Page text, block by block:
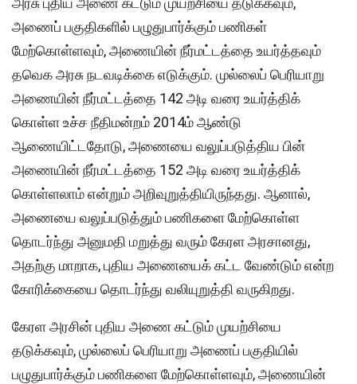
அணைப் பகுதிகளில் பழுதுபார்க்கும் பணிகள்
மேற்கொள்ளவும், அணையின் நீர்மட்டத்தை உயர்த்தவும்
தவெக அரசு நடவடிக்கை எடுக்கும். முல்லைப் பெரியாறு
அணையின் நீர்மட்டத்தை 142 அடி வரை உயர்த்திக்
கொள்ள உச்ச நீதிமன்றம் 2014ம் ஆண்டு
ஆணையிட்டதோடு, அணையை வலுப்படுத்திய பின்
அணையின் நீர்மட்டத்தை 152 அடி வரை உயர்த்திக்
கொள்ளலாம் என்றும் அறிவுறுத்தியிருந்தது. ஆனால்,
அணையை வலுப்படுத்தும் பணிகளை மேற்கொள்ள
தொடர்ந்து அனுமதி மறுத்து வரும் கேரள அரசானது,
அதற்கு மாறாக, புதிய அணையைக் கட்ட வேண்டும் என்ற
கோரிக்கையை தொடர்ந்து வலியுறுத்தி வருகிறது.
கேரள அரசின் புதிய அணை கட்டும் முயற்சியை
தடுக்கவும், முல்லைப் பெரியாறு அணைப் பகுதியில்
பழுதுபார்க்கும் பணிகளை மேற்கொள்ளவும், அணையின்